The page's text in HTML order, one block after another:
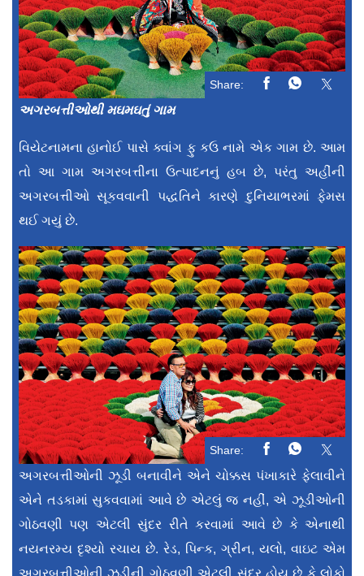
Share:
અગરબત્તીઓથી મઘમઘતું ગામ
વિયેટનામના હાનોઈ પાસે ક્વાંગ ફુ કઉ નામે એક ગામ છે. આમ
તો આ ગામ અગરબત્તીના ઉત્પાદનનું હબ છે, પરંતુ અહીંની
અગરબત્તીઓ સૂકવવાની પદ્ધતિને કારણે દુનિયાભરમાં ફેમસ
થઈ ગયું છે.
Share:
અગરબત્તીઓની ઝૂડી બનાવીને એને ચોક્કસ પંખાકારે ફેલાવીને
એને તડકામાં સુકવવામાં આવે છે એટલું જ નહીં, એ ઝૂડીઓની
ગોઠવણી પણ એટલી સુંદર રીતે કરવામાં આવે છે કે એનાથી
નયનરમ્ય દૃશ્યો રચાય છે. રેડ, પિન્ક, ગ્રીન, યલો, વાઇટ એમ
અગરબત્તીઓની ઝૂડીની ગોઠવણી એટલી સુંદર હોય છે કે લોકો